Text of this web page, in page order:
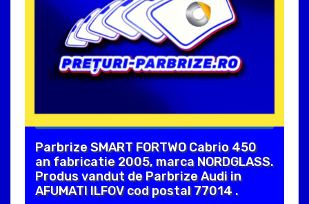
Parbrize SMART FORTWO Cabrio 450
an fabricatie 2005, marca NORDGLASS.
Produs vandut de Parbrize Audi in
AFUMATI ILFOV cod postal 77014 .